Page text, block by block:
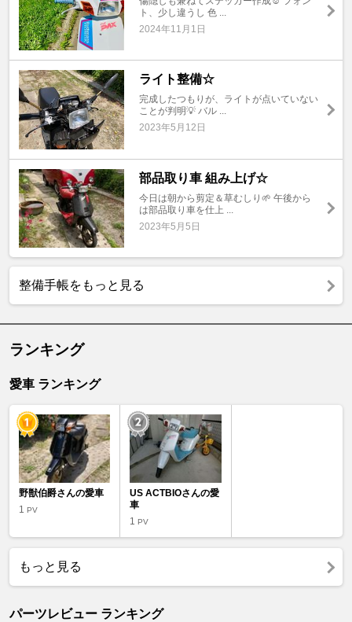
ト、少し違うし 色 ...
2024年11月1日
ライト整備☆
完成したつもりが、ライトが点いていない
ことが判明💡 バル ...
2023年5月12日
部品取り車 組み上げ☆
今日は朝から剪定＆草むしり🌱 午後から
は部品取り車を仕上 ...
2023年5月5日
整備手帳をもっと見る
ランキング
愛車 ランキング
野獣伯爵さんの愛車
1 PV
US ACTBIOさんの愛
車
1PV
もっと見る
パーツレビュー ランキング